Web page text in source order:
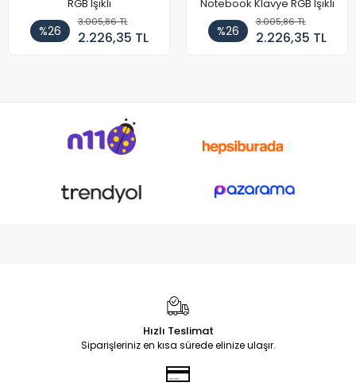
RGB Işıklı
%26
3.005,86 TL
2.226,35 TL
Notebook Klavye RGB Işıklı
%26
3.005,86 TL
2.226,35 TL
Hızlı Teslimat
Siparişleriniz en kısa sürede elinize ulaşır.